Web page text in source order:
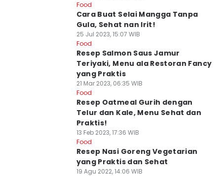
Food
Cara Buat Selai Mangga Tanpa
Gula, Sehat nan Irit!
25 Jul 2023, 15:07 WIB
Food
Resep Salmon Saus Jamur
Teriyaki, Menu ala Restoran Fancy
yang Praktis
21 Mar 2023, 06:35 WIB
Food
Resep Oatmeal Gurih dengan
Telur dan Kale, Menu Sehat dan
Praktis!
13 Feb 2023, 17:36 WIB
Food
Resep Nasi Goreng Vegetarian
yang Praktis dan Sehat
19 Agu 2022, 14:06 WIB